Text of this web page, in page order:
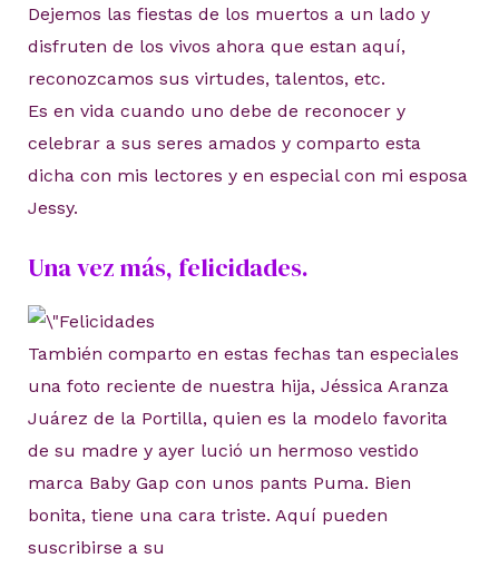
Dejemos las fiestas de los muertos a un lado y
disfruten de los vivos ahora que estan aquí,
reconozcamos sus virtudes, talentos, etc.
Es en vida cuando uno debe de reconocer y
celebrar a sus seres amados y comparto esta
dicha con mis lectores y en especial con mi esposa
Jessy.
Una vez más, felicidades.
También comparto en estas fechas tan especiales
una foto reciente de nuestra hija, Jéssica Aranza
Juárez de la Portilla, quien es la modelo favorita
de su madre y ayer lució un hermoso vestido
marca Baby Gap con unos pants Puma. Bien
bonita, tiene una cara triste. Aquí pueden
suscribirse a su